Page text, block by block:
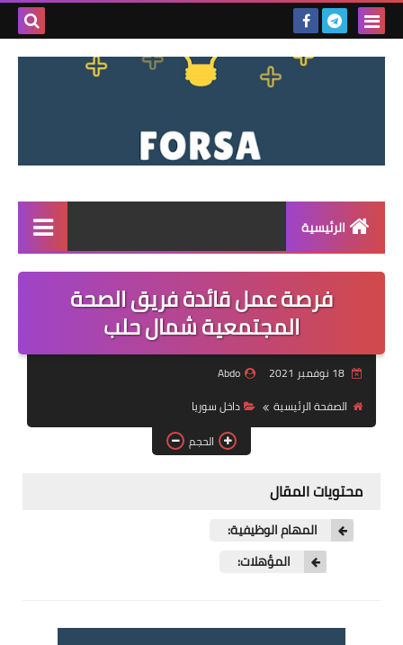
بحث
الرئيسية
القائمة
مناقصات
فرص عمل داخل سوريا
فرص عمل في العراق
فرص عمل في اليمن
فرصة عمل قائدة فريق الصحة
المجتمعية شمال حلب
18 نوفمبر 2021
Abdo
الصفحة الرئيسية
داخل سوريا
الحجم
محتويات المقال
المهام الوظيفية:
المؤهلات: